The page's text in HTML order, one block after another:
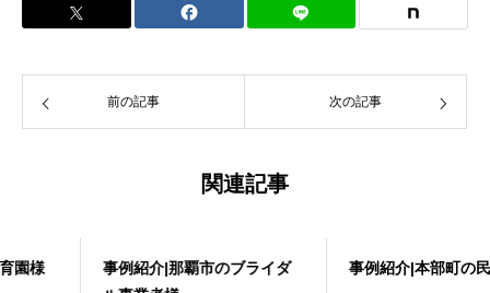
前の記事 次の記事
関連記事
事例紹介|那覇市のブライダ
事例紹介|本部町の民泊様